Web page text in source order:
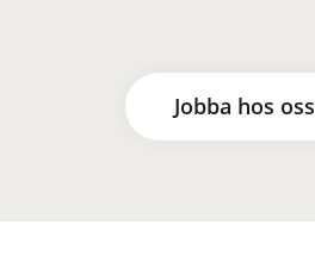
Jobba hos oss